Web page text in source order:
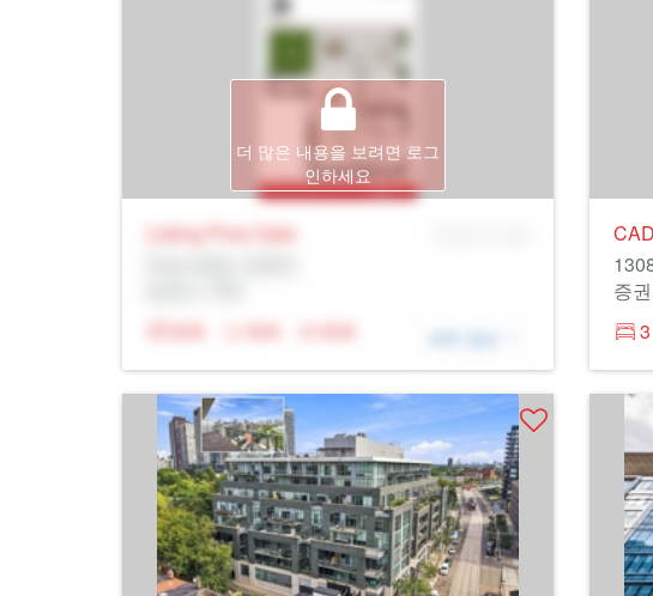
더 많은 내용을 보려면 로그
인하세요
Listing Price Sale
N/A
N/A N/A
증
3